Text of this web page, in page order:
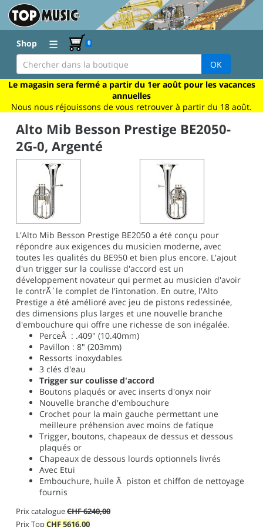
Shop ☰ 0
OK
Le magasin sera fermé a partir du 1er août pour les vacances
annuelles
Nous nous réjouissons de vous retrouver à partir du 18 août.
Alto Mib Besson Prestige BE2050-
2G-0, Argenté
L'Alto Mib Besson Prestige BE2050 a été conçu pour
répondre aux exigences du musicien moderne, avec
toutes les qualités du BE950 et bien plus encore. L'ajout
d'un trigger sur la coulisse d'accord est un
développement novateur qui permet au musicien d'avoir
le contrÃ´le complet de l'intonation. En outre, l'Alto
Prestige a été amélioré avec jeu de pistons redessinée,
des dimensions plus larges et une nouvelle branche
d'embouchure qui offre une richesse de son inégalée.
PerceÂ : .409" (10.40mm)
Pavillon : 8" (203mm)
Ressorts inoxydables
3 clés d'eau
Trigger sur coulisse d'accord
Boutons plaqués or avec inserts d'onyx noir
Nouvelle branche d'embouchure
Crochet pour la main gauche permettant une
meilleure préhension avec moins de fatique
Trigger, boutons, chapeaux de dessus et dessous
plaqués or
Chapeaux de dessous lourds optionnels livrés
Avec Etui
Embouchure, huile Ã piston et chiffon de nettoyage
fournis
Prix catalogueCHF 6240,00
Prix TopCHF5616,00